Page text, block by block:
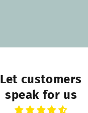
Let customers
speak for us